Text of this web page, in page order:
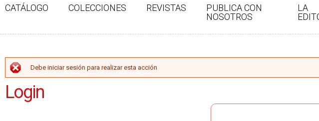
CATÁLOGO COLECCIONES REVISTAS
PUBLICA CON
NOSOTROS
LA
MENSAJE DE ERROR
Debe iniciar sesión para realizar esta acción
Login